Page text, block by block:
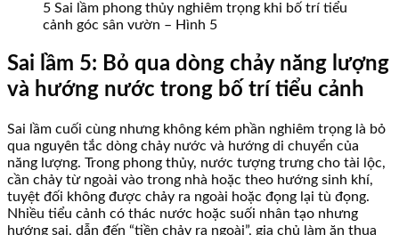
5 Sai lầm phong thủy nghiêm trọng khi bố trí tiểu
cảnh góc sân vườn – Hình 5
Sai lầm 5: Bỏ qua dòng chảy năng lượng
và hướng nước trong bố trí tiểu cảnh
Sai lầm cuối cùng nhưng không kém phần nghiêm trọng là bỏ
qua nguyên tắc dòng chảy nước và hướng di chuyển của
năng lượng. Trong phong thủy, nước tượng trưng cho tài lộc,
cần chảy từ ngoài vào trong nhà hoặc theo hướng sinh khí,
tuyệt đối không được chảy ra ngoài hoặc đọng lại tù đọng.
Nhiều tiểu cảnh có thác nước hoặc suối nhân tạo nhưng
hướng sai, dẫn đến “tiền chảy ra ngoài”, gia chủ làm ăn thua